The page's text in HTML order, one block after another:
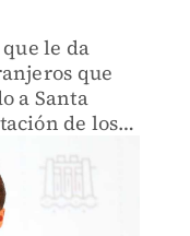
le da
que
a Santa
de los